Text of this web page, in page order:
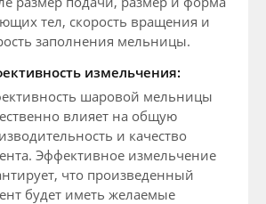
тел, скорость вращения и
заполнения мельницы.
измельчения:
шаровой мельницы
влияет на общую
и качество
Эффективное измельчение
что произведенный
будет иметь желаемые